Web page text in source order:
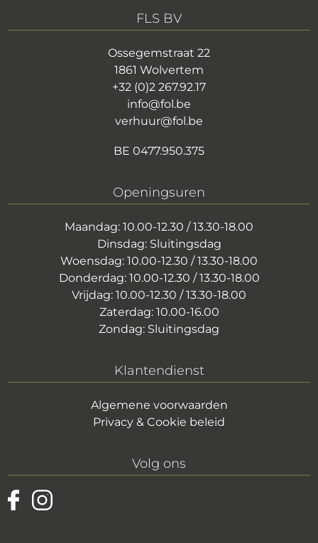
FLS BV
Ossegemstraat 22
1861 Wolvertem
+32 (0)2 267.92.17
info@fol.be
verhuur@fol.be
BE 0477.950.375
Openingsuren
Maandag: 10.00-12.30 / 13.30-18.00
Dinsdag: Sluitingsdag
Woensdag: 10.00-12.30 / 13.30-18.00
Donderdag: 10.00-12.30 / 13.30-18.00
Vrijdag: 10.00-12.30 / 13.30-18.00
Zaterdag: 10.00-16.00
Zondag: Sluitingsdag
Klantendienst
Algemene voorwaarden
Privacy & Cookie beleid
Volg ons